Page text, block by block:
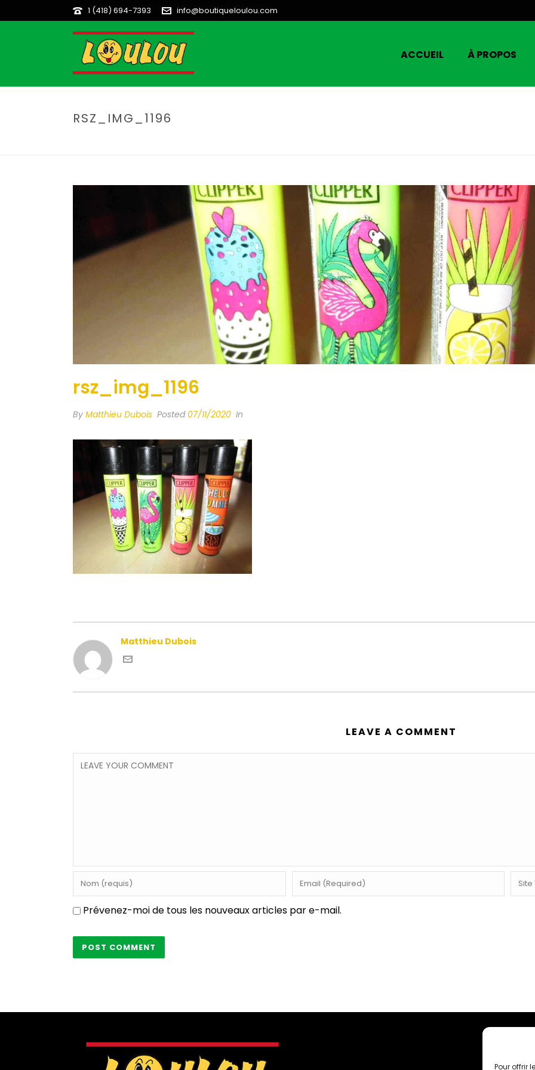
Pour offrir
1 (418) 694-7393 info@boutiqueloulou.com
ACCUEIL À PROPOS
RSZ_IMG_1196
rsz_img_1196
By Matthieu Dubois Posted07/11/2020 In
Matthieu Dubois
LEAVE A COMMENT
Prévenez-moi de tous les nouveaux articles par e-mail.